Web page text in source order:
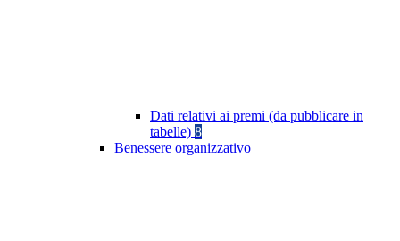
Dati relativi ai premi (da pubblicare in
tabelle) 8
Benessere organizzativo